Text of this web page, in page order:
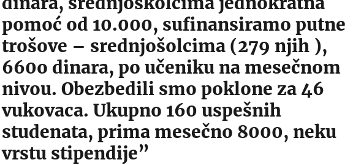
pomoć od 10.000, sufinansiramo putne
trošove – srednjošolcima (279 njih ),
660o dinara, po učeniku na mesečnom
nivou. Obezbedili smo poklone za 46
vukovaca. Ukupno 160 uspešnih
studenata, prima mesečno 8000, neku
vrstu stipendije”